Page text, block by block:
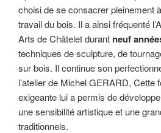
choisi de se consacrer pleinement
travail du bois. Il a ainsi fréquenté
Arts de Châtelet durant neuf
techniques de sculpture, de
sur bois. Il continue son
l’atelier de Michel GERARD, Cette
exigeante lui a permis de
une sensibilité artistique et une
traditionnels.